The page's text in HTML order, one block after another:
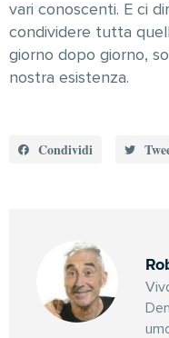
vari conoscenti. E ci
condividere tutta
giorno dopo giorno,
nostra esistenza.
Condividi